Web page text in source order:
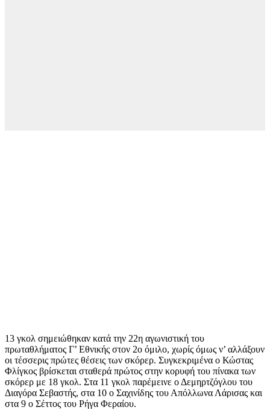
13 γκολ σημειώθηκαν κατά την 22η αγωνιστική του
πρωταθλήματος Γ’ Εθνικής στον 2ο όμιλο, χωρίς όμως ν’ αλλάξουν
οι τέσσερις πρώτες θέσεις των σκόρερ. Συγκεκριμένα ο Κώστας
Φλίγκος βρίσκεται σταθερά πρώτος στην κορυφή του πίνακα των
σκόρερ με 18 γκολ. Στα 11 γκολ παρέμεινε ο Δεμηρτζόγλου του
Διαγόρα Σεβαστής, στα 10 ο Σαχινίδης του Απόλλωνα Λάρισας και
στα 9 ο Σέττος του Ρήγα Φεραίου.